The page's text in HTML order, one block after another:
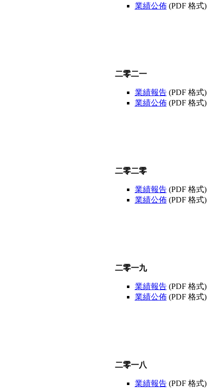
業績公佈(PDF 格式)
二零二一
業績報告(PDF 格式)
業績公佈(PDF 格式)
二零二零
業績報告(PDF 格式)
業績公佈(PDF 格式)
二零一九
業績報告(PDF 格式)
業績公佈(PDF 格式)
二零一八
業績報告(PDF 格式)